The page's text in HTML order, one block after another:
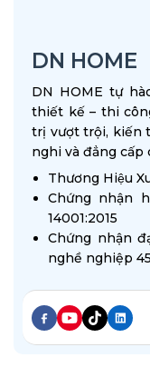
DN HOME
DN HOME tự
thiết kế – thi
trị vượt trội, kiến
nghi và đẳng cấp
Thương Hiệu
Chứng nhận
14001:2015
Chứng nhận
nghề nghiệp